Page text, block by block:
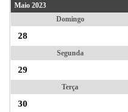
Maio 2023
Domingo
28
Segunda
29
Terça
30